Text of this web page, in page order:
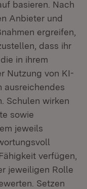
basieren. Nach
Anbieter und
ergreifen,
dass ihr
in ihrem
Nutzung von KI-
ausreichendes
Schulen wirken
sowie
jeweils
verfügen,
jeweiligen Rolle
Setzen